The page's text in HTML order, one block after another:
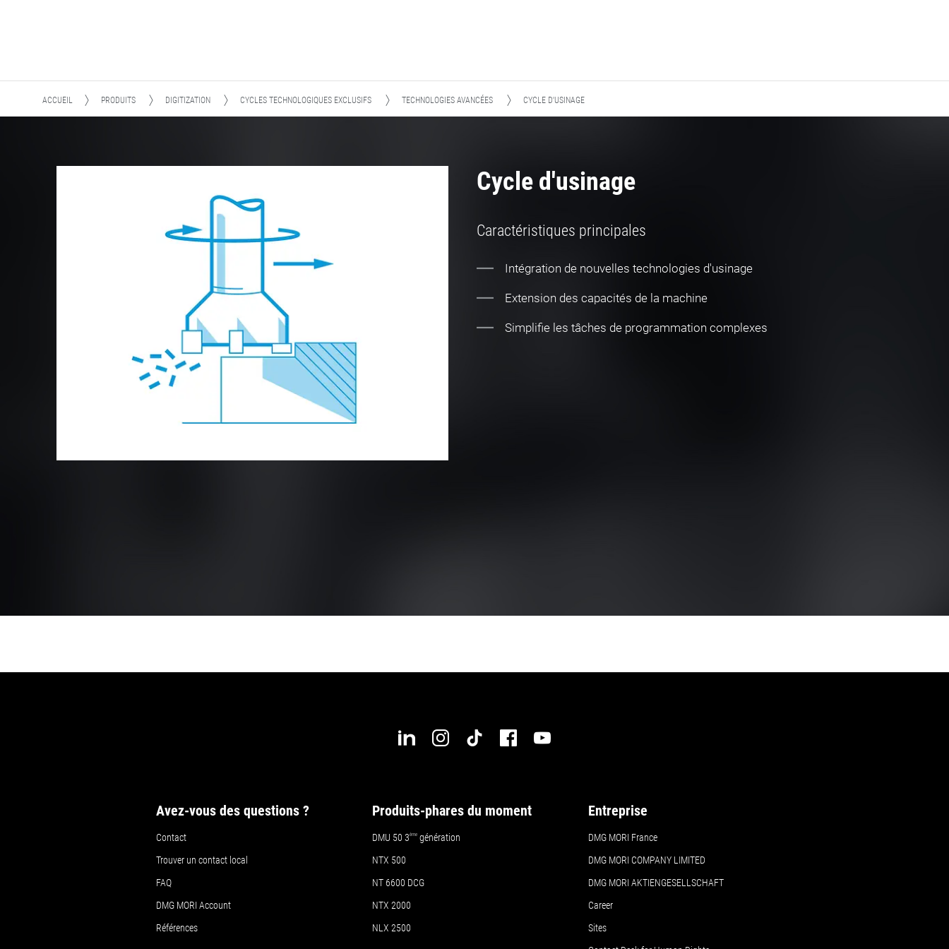
ACCUEIL PRODUITS DIGITIZATION CYCLES TECHNOLOGIQUES EXCLUSIFS TECHNOLOGIES AVANCÉES CYCLE D'USINAGE
Cycle d'usinage
Caractéristiques principales
Intégration de nouvelles technologies d'usinage
Extension des capacités de la machine
Simplifie les tâches de programmation complexes
Avez-vous des questions ?
Contact
Trouver un contact local
FAQ
DMG MORI Account
Références
Produits-phares du moment
DMU 50 3ème génération
NTX 500
NT 6600 DCG
NTX 2000
NLX 2500
Entreprise
DMG MORI France
DMG MORI COMPANY LIMITED
DMG MORI AKTIENGESELLSCHAFT
Career
Sites